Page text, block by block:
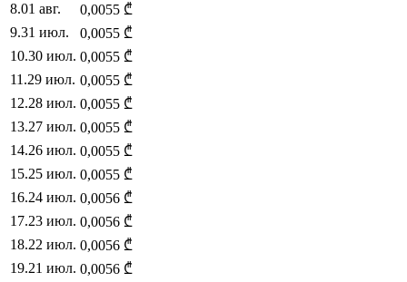
8.01 авг. 0,0055 ₾
9.31 июл. 0,0055 ₾
10.30 июл. 0,0055 ₾
11 .29 июл. 0,0055 ₾
12.28 июл. 0,0055 ₾
13.27 июл. 0,0055 ₾
14.26 июл. 0,0055 ₾
15.25 июл. 0,0055 ₾
16.24 июл. 0,0056 ₾
17.23 июл. 0,0056 ₾
18.22 июл. 0,0056 ₾
19.21 июл. 0,0056 ₾